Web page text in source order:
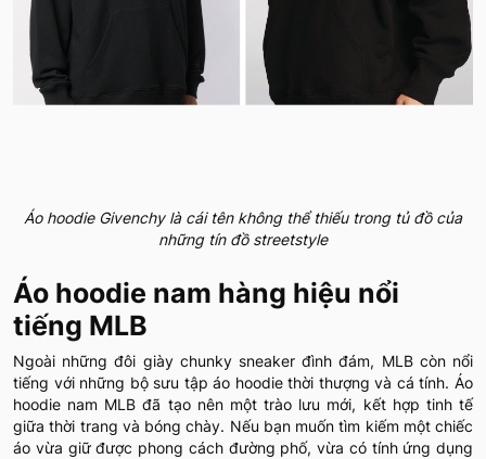
Áo hoodie Givenchy là cái tên không thể thiếu trong tủ đồ của
những tín đồ streetstyle
Áo hoodie nam hàng hiệu nổi
tiếng MLB
Ngoài những đôi giày chunky sneaker đình đám, MLB còn nổi
tiếng với những bộ sưu tập áo hoodie thời thượng và cá tính. Áo
hoodie nam MLB đã tạo nên một trào lưu mới, kết hợp tinh tế
giữa thời trang và bóng chày. Nếu bạn muốn tìm kiếm một chiếc
áo vừa giữ được phong cách đường phố, vừa có tính ứng dụng